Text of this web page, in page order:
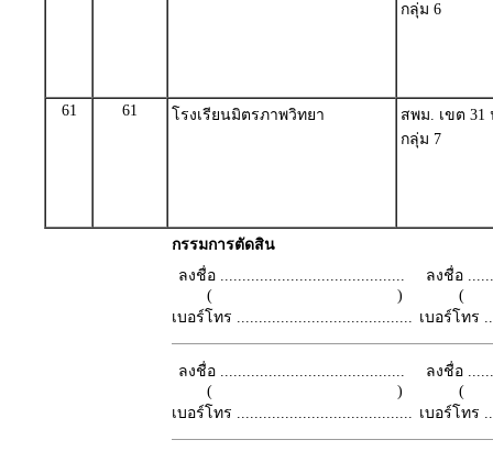
กลุ่ม 6
61 61 โรงเรียนมิตรภาพวิทยา
สพม. เขต
กลุ่ม 7
กรรมการตัดสิน
ลงชื่อ ..........................................
( )
เบอร์โทร ........................................
ลงชื่อ
เบอร์โทร
ลงชื่อ ..........................................
( )
เบอร์โทร ........................................
ลงชื่อ
เบอร์โทร